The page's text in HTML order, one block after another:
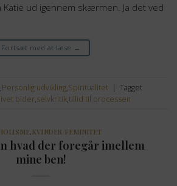
Katie ud igennem skærmen. Ja det ved
Fortsæt med at læse →
,Personlig udvikling,Spiritualitet | Tagget
bider,selvkritik,tillid til processen
,KVINDER/FEMINITET
hvad der foregår imellem
mine ben!